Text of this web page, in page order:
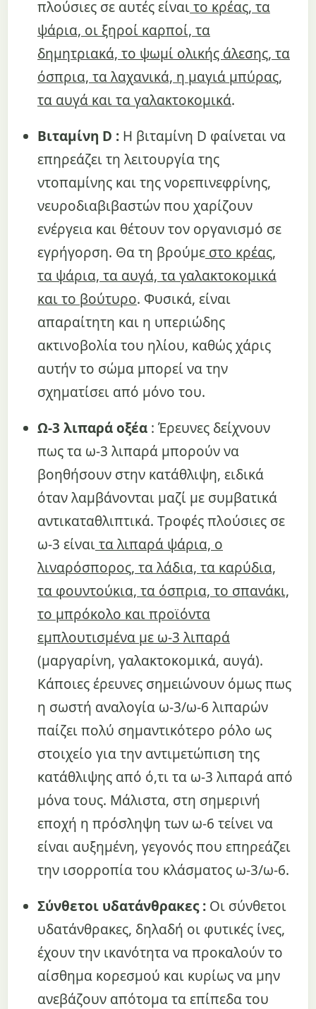
πλούσιες σε αυτές είναιτο κρέας, τα
ψάρια, οι ξηροί καρποί, τα
δημητριακά, το ψωμί ολικής άλεσης, τα
όσπρια, τα λαχανικά, η μαγιά μπύρας,
τα αυγά και τα γαλακτοκομικά.
Βιταμίνη D : Η βιταμίνη D φαίνεται να
επηρεάζει τη λειτουργία της
ντοπαμίνης και της νορεπινεφρίνης,
νευροδιαβιβαστών που χαρίζουν
ενέργεια και θέτουν τον οργανισμό σε
εγρήγορση. Θα τη βρούμε στο κρέας,
τα ψάρια, τα αυγά, τα γαλακτοκομικά
και το βούτυρο. Φυσικά, είναι
απαραίτητη και η υπεριώδης
ακτινοβολία του ηλίου, καθώς χάρις
αυτήν το σώμα μπορεί να την
σχηματίσει από μόνο του.
Ω-3 λιπαρά οξέα : Έρευνες δείχνουν
πως τα ω-3 λιπαρά μπορούν να
βοηθήσουν στην κατάθλιψη, ειδικά
όταν λαμβάνονται μαζί με συμβατικά
αντικαταθλιπτικά. Τροφές πλούσιες σε
ω-3 είναιτα λιπαρά ψάρια, ο
λιναρόσπορος, τα λάδια, τα καρύδια,
τα φουντούκια, τα όσπρια, το σπανάκι,
το μπρόκολο και προϊόντα
εμπλουτισμένα με ω-3 λιπαρά
(μαργαρίνη, γαλακτοκομικά, αυγά).
Κάποιες έρευνες σημειώνουν όμως πως
η σωστή αναλογία ω-3/ω-6 λιπαρών
παίζει πολύ σημαντικότερο ρόλο ως
στοιχείο για την αντιμετώπιση της
κατάθλιψης από ό,τι τα ω-3 λιπαρά από
μόνα τους. Μάλιστα, στη σημερινή
εποχή η πρόσληψη των ω-6 τείνει να
είναι αυξημένη, γεγονός που επηρεάζει
την ισορροπία του κλάσματος ω-3/ω-6.
Σύνθετοι υδατάνθρακες : Οι σύνθετοι
υδατάνθρακες, δηλαδή οι φυτικές ίνες,
έχουν την ικανότητα να προκαλούν το
αίσθημα κορεσμού και κυρίως να μην
ανεβάζουν απότομα τα επίπεδα του